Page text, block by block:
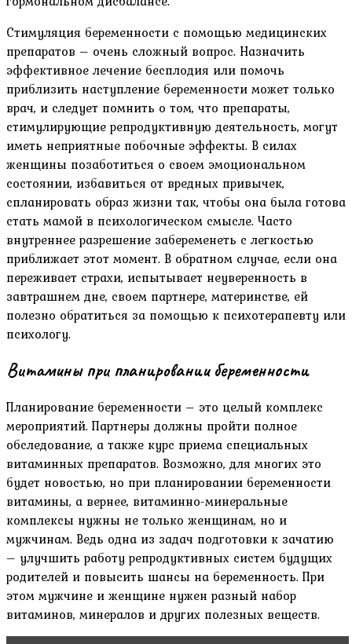
Стимуляция беременности с помощью медицинских
препаратов – очень сложный вопрос. Назначить
эффективное лечение бесплодия или помочь
приблизить наступление беременности может только
врач, и следует помнить о том, что препараты,
стимулирующие репродуктивную деятельность, могут
иметь неприятные побочные эффекты. В силах
женщины позаботиться о своем эмоциональном
состоянии, избавиться от вредных привычек,
спланировать образ жизни так, чтобы она была готова
стать мамой в психологическом смысле. Часто
внутреннее разрешение забеременеть с легкостью
приближает этот момент. В обратном случае, если она
переживает страхи, испытывает неуверенность в
завтрашнем дне, своем партнере, материнстве, ей
полезно обратиться за помощью к психотерапевту или
психологу.
Витамины при планировании беременности
Планирование беременности – это целый комплекс
мероприятий. Партнеры должны пройти полное
обследование, а также курс приема специальных
витаминных препаратов. Возможно, для многих это
будет новостью, но при планировании беременности
витамины, а вернее, витаминно-минеральные
комплексы нужны не только женщинам, но и
мужчинам. Ведь одна из задач подготовки к зачатию
– улучшить работу репродуктивных систем будущих
родителей и повысить шансы на беременность. При
этом мужчине и женщине нужен разный набор
витаминов, минералов и других полезных веществ.